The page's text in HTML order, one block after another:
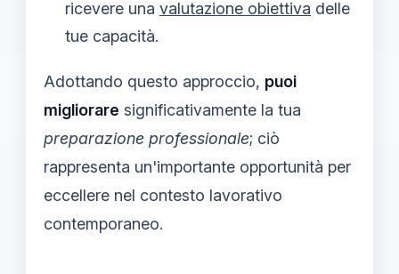
ricevere una valutazione obiettiva delle
tue capacità.
Adottando questo approccio, puoi
migliorare significativamente la tua
preparazione professionale; ciò
rappresenta un'importante opportunità per
eccellere nel contesto lavorativo
contemporaneo.